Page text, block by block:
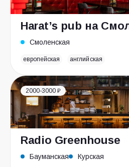
Harat’s pub на
Смоленская
европейская английская
2000-3000 ₽
Radio Greenhouse
Бауманская Курская